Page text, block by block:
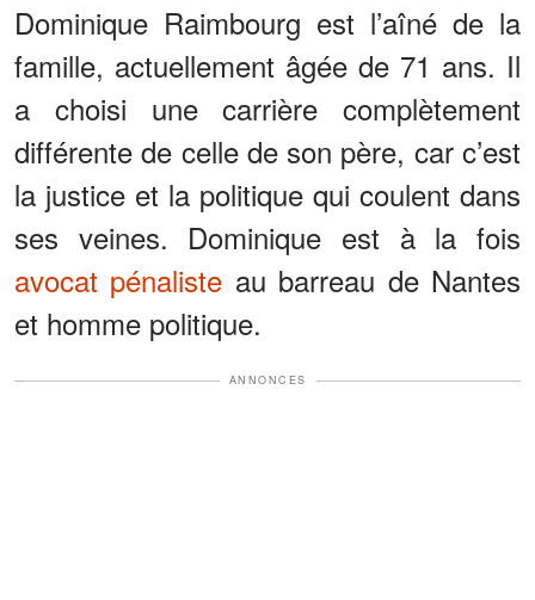
Dominique Raimbourg est l’aîné de la
famille, actuellement âgée de 71 ans. Il
a choisi une carrière complètement
différente de celle de son père, car c’est
la justice et la politique qui coulent dans
ses veines. Dominique est à la fois
avocat pénaliste au barreau de Nantes
et homme politique.
ANNONCES